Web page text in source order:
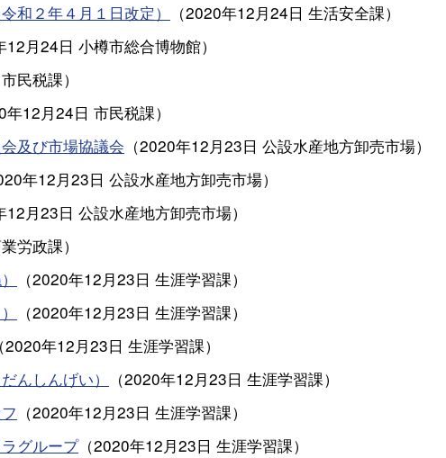
和２年４月１日改定）
（2020年12月24日 生活安全課）
12月24日 小樽市総合博物館）
市民税課）
年12月24日 市民税課）
及び市場協議会 （2020年12月23日 公設水産地方卸売市場）
年12月23日 公設水産地方卸売市場）
12月23日 公設水産地方卸売市場）
労政課）
（2020年12月23日 生涯学習課）
（2020年12月23日 生涯学習課）
（2020年12月23日 生涯学習課）
んしんげい）
（2020年12月23日 生涯学習課）
（2020年12月23日 生涯学習課）
グループ（2020年12月23日 生涯学習課）